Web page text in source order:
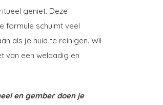
geniet. Deze
formule schuimt veel
als je huid te reinigen. Wil
van een weldadig en
en gember doen je